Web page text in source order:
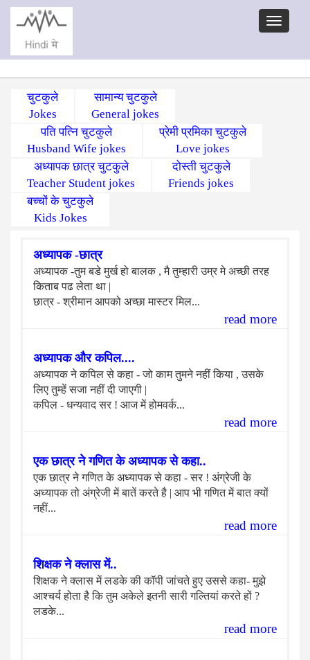
चुटकुले
Jokes
सामान्य चुटकुले
General jokes
पति पत्नि चुटकुले
Husband Wife jokes
प्रेमी प्रमिका चुटकुले
Love jokes
अध्यापक छात्र चुटकुले
Teacher Student jokes
दोस्ती चुटकुले
Friends jokes
बच्चों के चुटकुले
Kids Jokes
अध्यापक -छात्र
अध्यापक -तुम बडे मुर्ख हो बालक , मै तुम्हारी उम्र मे अच्छी तरह
किताब पढ लेता था |
छात्र - श्रीमान आपको अच्छा मास्टर मिल...
read more
अध्यापक और कपिल....
अध्यापक ने कपिल से कहा - जो काम तुमने नहीं किया , उसके
लिए तुम्हें सजा नहीं दी जाएगी |
कपिल - धन्यवाद सर ! आज में होमवर्क...
read more
एक छात्र ने गणित के अध्यापक से कहा..
एक छात्र ने गणित के अध्यापक से कहा - सर ! अंग्रेजी के
अध्यापक तो अंग्रेजी में बातें करते है | आप भी गणित में बात क्यों
नहीं...
read more
शिक्षक ने क्लास में..
शिक्षक ने क्लास में लडके की कॉपी जांचते हुए उससे कहा- मुझे
आश्चर्य होता है कि तुम अकेले इतनी सारी गल्तियां करते हों ?
लडके...
read more